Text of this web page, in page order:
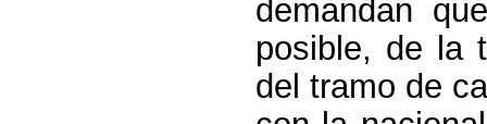
demandan
posible, de la
del tramo de